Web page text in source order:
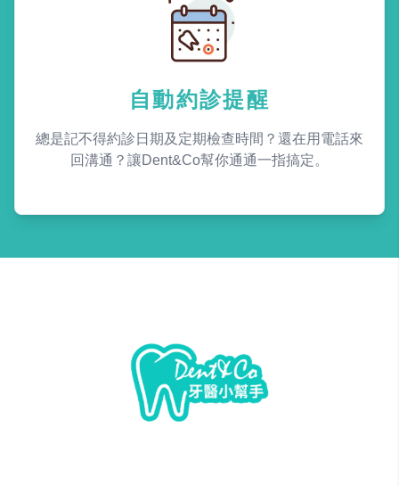
自動約診提醒
總是記不得約診日期及定期檢查時間？還在用電話來
回溝通？讓Dent&Co幫你通通一指搞定。